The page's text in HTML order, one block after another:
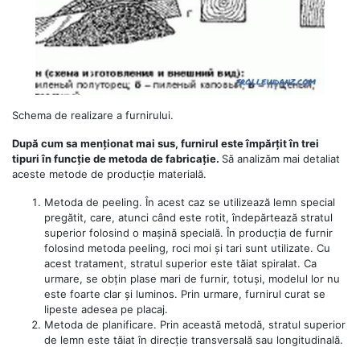
Schema de realizare a furnirului.
După cum sa menționat mai sus, furnirul este împărțit în trei
tipuri în funcție de metoda de fabricație. Să analizăm mai detaliat
aceste metode de producție materială.
Metoda de peeling. În acest caz se utilizează lemn special
pregătit, care, atunci când este rotit, îndepărtează stratul
superior folosind o mașină specială. În producția de furnir
folosind metoda peeling, roci moi și tari sunt utilizate. Cu
acest tratament, stratul superior este tăiat spiralat. Ca
urmare, se obțin plase mari de furnir, totuși, modelul lor nu
este foarte clar și luminos. Prin urmare, furnirul curat se
lipeste adesea pe placaj.
Metoda de planificare. Prin această metodă, stratul superior
de lemn este tăiat în direcție transversală sau longitudinală.